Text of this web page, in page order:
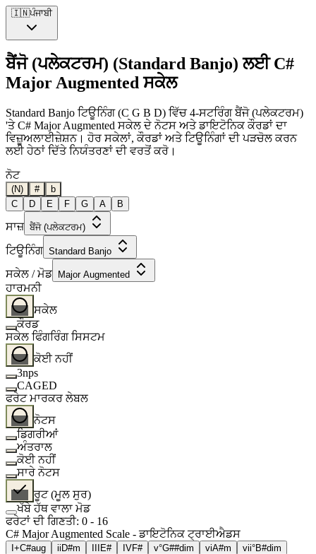
🇮🇳ਪੰਜਾਬੀ
ਬੈਂਜੋ (ਪਲੇਕਟਰਮ) (Standard Banjo) ਲਈ C#
Major Augmented ਸਕੇਲ
Standard Banjo ਟਿਊਨਿੰਗ (C G B D) ਵਿੱਚ 4-ਸਟਰਿੰਗ ਬੈਂਜੋ (ਪਲੇਕਟਰਮ)
'ਤੇ C# Major Augmented ਸਕੇਲ ਦੇ ਨੋਟਸ ਅਤੇ ਡਾਇਟੋਨਿਕ ਕੌਰਡਾਂ ਦਾ
ਵਿਜ਼ੂਅਲਾਈਜ਼ੇਸ਼ਨ। ਹੋਰ ਸਕੇਲਾਂ, ਕੌਰਡਾਂ ਅਤੇ ਟਿਊਨਿੰਗਾਂ ਦੀ ਪੜਚੋਲ ਕਰਨ
ਲਈ ਹੇਠਾਂ ਦਿੱਤੇ ਨਿਯੰਤਰਣਾਂ ਦੀ ਵਰਤੋਂ ਕਰੋ।
ਨੋਟ
(N) #
b
C
D E F G A B
ਸਾਜ਼ ਬੈਂਜੋ (ਪਲੇਕਟਰਮ)
ਟਿਊਨਿੰਗ Standard Banjo
ਸਕੇਲ / ਮੋਡ Major Augmented
ਹਾਰਮਨੀ
ਸਕੇਲ
ਕੌਰਡ
ਸਕੇਲ ਫਿੰਗਰਿੰਗ ਸਿਸਟਮ
ਕੋਈ ਨਹੀਂ
3nps
CAGED
ਫਰੇਟ ਮਾਰਕਰ ਲੇਬਲ
ਨੋਟਸ
ਡਿਗਰੀਆਂ
ਅੰਤਰਾਲ
ਕੋਈ ਨਹੀਂ
ਸਾਰੇ ਨੋਟਸ
ਰੂਟ (ਮੂਲ ਸੁਰ)
ਖੱਬੇ ਹੱਥ ਵਾਲਾ ਮੋਡ
ਫਰੇਟਾਂ ਦੀ ਗਿਣਤੀ: 0 - 16
C# Major Augmented Scale - ਡਾਇਟੋਨਿਕ ਟ੍ਰਾਈਐਡਸ
I+C#aug ii D#m E# IVF# v°G##dim viA#m vii°B#dim